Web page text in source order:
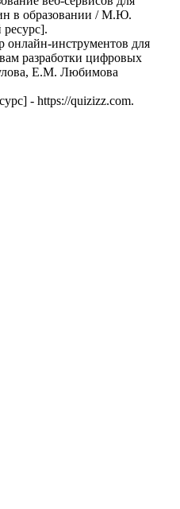
в образовании / М.Ю.
инструментов для
разработки цифровых
Е.М. Любимова
- https://quizizz.com.